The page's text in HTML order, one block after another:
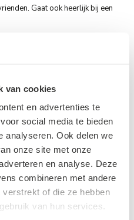
van cookies
en advertenties te
social media te bieden
analyseren. Ook delen we
onze site met onze
en analyse. Deze
combineren met andere
of die ze hebben
van hun services.
Gaat ook heerlijk bij een
In winkelwagen